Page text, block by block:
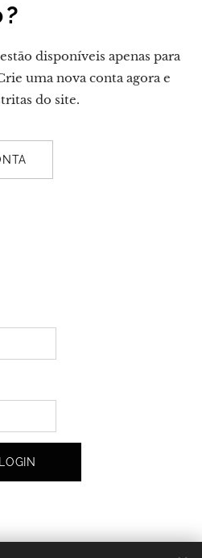
disponíveis apenas para
uma nova conta agora e
do site.
LOGIN